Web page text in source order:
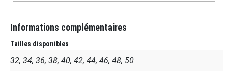
Informations complémentaires
Tailles disponibles
32, 34, 36, 38, 40, 42, 44, 46, 48, 50